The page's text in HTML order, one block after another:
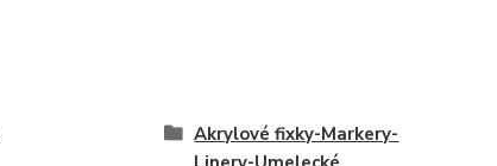
Akrylové fixky-Markery-